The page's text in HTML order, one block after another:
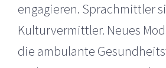
engagieren. Sprachmittler
Kulturvermittler. Neues
die ambulante